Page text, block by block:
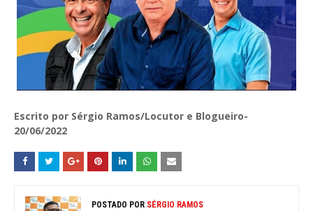
Escrito por Sérgio Ramos/Locutor e Blogueiro-
20/06/2022
POSTADO POR SÉRGIO RAMOS